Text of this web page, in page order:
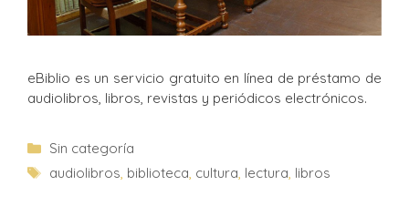
eBiblio es un servicio gratuito en línea de préstamo de
audiolibros, libros, revistas y periódicos electrónicos.
Sin categoría
audiolibros, biblioteca, cultura, lectura, libros